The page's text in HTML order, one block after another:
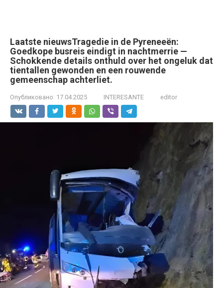
Laatste nieuwsTragedie in de Pyreneeën:
Goedkope busreis eindigt in nachtmerrie —
Schokkende details onthuld over het ongeluk dat
tientallen gewonden en een rouwende
gemeenschap achterliet.
Опубликовано: 17.04.2025 INTERESANTE editor